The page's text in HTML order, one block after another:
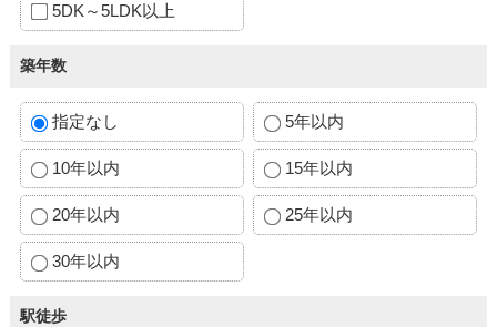
5DK～5LDK以上
築年数
指定なし 5年以内
10年以内 15年以内
20年以内 25年以内
30年以内
駅徒歩